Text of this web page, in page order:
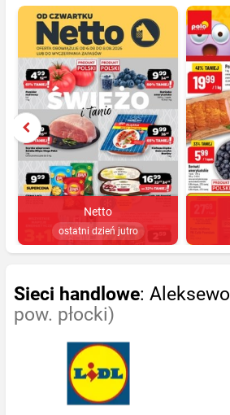
Netto
ostatni dzień jutro
Sieci handlowe: Aleksewo
pow. płocki)